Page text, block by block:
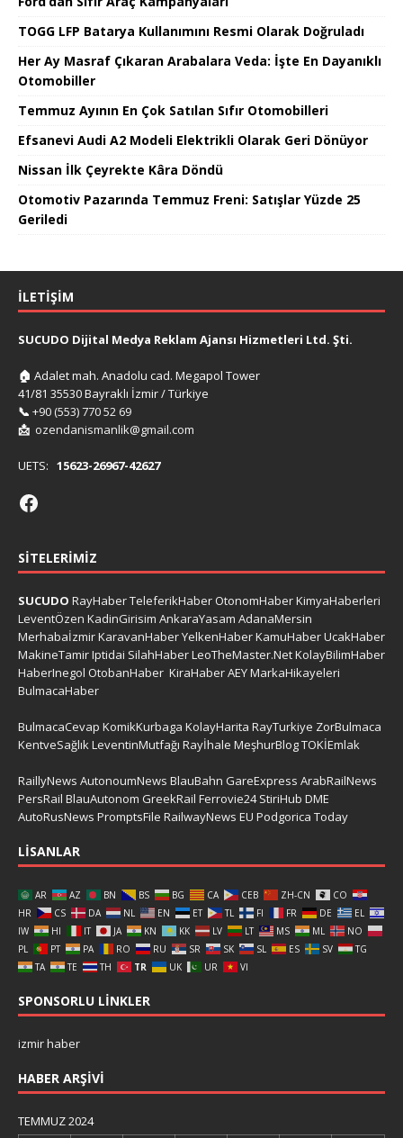
TOGG LFP Batarya Kullanımını Resmi Olarak Doğruladı
Her Ay Masraf Çıkaran Arabalara Veda: İşte En Dayanıklı
Otomobiller
Temmuz Ayının En Çok Satılan Sıfır Otomobilleri
Efsanevi Audi A2 Modeli Elektrikli Olarak Geri Dönüyor
Nissan İlk Çeyrekte Kâra Döndü
Otomotiv Pazarında Temmuz Freni: Satışlar Yüzde 25
Geriledi
İLETIŞIM
SUCUDO Dijital Medya Reklam Ajansı Hizmetleri Ltd. Şti.
🏠 Adalet mah. Anadolu cad. Megapol Tower
41/81 35530 Bayraklı İzmir / Türkiye
📞 +90 (553) 770 52 69
📩 ozendanismanlik@gmail.com
UETS: 15623-26967-42627
SITELERIMIZ
SUCUDO RayHaberTeleferikHaber OtonomHaberKimyaHaberleri
LeventÖzen KadinGirisim AnkaraYasam AdanaMersin
MerhabaİzmirKaravanHaberYelkenHaberKamuHaberUcakHaber
MakineTamirIptidai SilahHaberLeoTheMaster.NetKolayBilimHaber
HaberInegol OtobanHaber KiraHaberAEYMarkaHikayeleri
BulmacaHaber
BulmacaCevap KomikKurbaga KolayHarita RayTurkiye ZorBulmaca
KentveSağlıkLeventinMutfağı Rayİhale MeşhurBlogTOKİEmlak
RaillyNews AutonoumNews BlauBahn GareExpress ArabRailNews
PersRail BlauAutonom GreekRail Ferrovie24 StiriHub DME
AutoRusNews PromptsFile RailwayNews EU Podgorica Today
LISANLAR
AR AZ BN BS BG CA CEB ZH-CN
CO
HR
CS DA NL EN ET TL FI FR DE
EL
IW
HI IT JA KN KK LV LT MS ML
NO
PL
PT PA RO RU SR SK SL ES SV
TG
TA
TE TH TR UK UR VI
SPONSORLU LINKLER
izmir haber
HABER ARŞIVI
TEMMUZ 2024